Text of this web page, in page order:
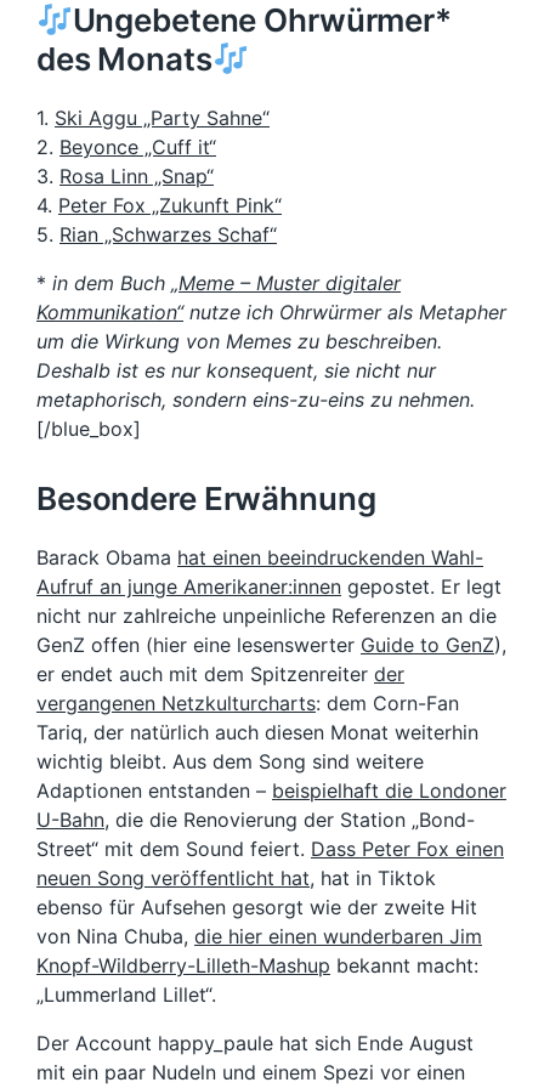
Ungebetene Ohrwürmer*
des Monats
1. Ski Aggu „Party Sahne“
2. Beyonce „Cuff it“
3. Rosa Linn „Snap“
4. Peter Fox „Zukunft Pink“
5. Rian „Schwarzes Schaf“
* in dem Buch „Meme – Muster digitaler
Kommunikation“nutze ich Ohrwürmer als Metapher
um die Wirkung von Memes zu beschreiben.
Deshalb ist es nur konsequent, sie nicht nur
metaphorisch, sondern eins-zu-eins zu nehmen.
[/blue_box]
Besondere Erwähnung
Barack Obama hat einen beeindruckenden Wahl-
Aufruf an junge Amerikaner:innen gepostet. Er legt
nicht nur zahlreiche unpeinliche Referenzen an die
GenZ offen (hier eine lesenswerter Guide to GenZ),
er endet auch mit dem Spitzenreiter der
vergangenen Netzkulturcharts: dem Corn-Fan
Tariq, der natürlich auch diesen Monat weiterhin
wichtig bleibt. Aus dem Song sind weitere
Adaptionen entstanden – beispielhaft die Londoner
U-Bahn, die die Renovierung der Station „Bond-
Street“ mit dem Sound feiert. Dass Peter Fox einen
neuen Song veröffentlicht hat, hat in Tiktok
ebenso für Aufsehen gesorgt wie der zweite Hit
von Nina Chuba, die hier einen wunderbaren Jim
Knopf-Wildberry-Lilleth-Mashup bekannt macht:
„Lummerland Lillet“.
Der Account happy_paule hat sich Ende August
mit ein paar Nudeln und einem Spezi vor einen